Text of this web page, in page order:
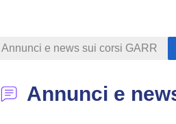
Annunci e news sui corsi GARR
Annunci e